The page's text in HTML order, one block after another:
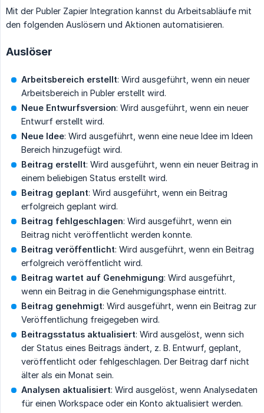
Mit der Publer Zapier Integration kannst du Arbeitsabläufe mit
den folgenden Auslösern und Aktionen automatisieren.
Auslöser
Arbeitsbereich erstellt: Wird ausgeführt, wenn ein neuer
Arbeitsbereich in Publer erstellt wird.
Neue Entwurfsversion: Wird ausgeführt, wenn ein neuer
Entwurf erstellt wird.
Neue Idee: Wird ausgeführt, wenn eine neue Idee im Ideen
Bereich hinzugefügt wird.
Beitrag erstellt: Wird ausgeführt, wenn ein neuer Beitrag in
einem beliebigen Status erstellt wird.
Beitrag geplant: Wird ausgeführt, wenn ein Beitrag
erfolgreich geplant wird.
Beitrag fehlgeschlagen: Wird ausgeführt, wenn ein
Beitrag nicht veröffentlicht werden konnte.
Beitrag veröffentlicht: Wird ausgeführt, wenn ein Beitrag
erfolgreich veröffentlicht wird.
Beitrag wartet auf Genehmigung: Wird ausgeführt,
wenn ein Beitrag in die Genehmigungsphase eintritt.
Beitrag genehmigt: Wird ausgeführt, wenn ein Beitrag zur
Veröffentlichung freigegeben wird.
Beitragsstatus aktualisiert: Wird ausgelöst, wenn sich
der Status eines Beitrags ändert, z. B. Entwurf, geplant,
veröffentlicht oder fehlgeschlagen. Der Beitrag darf nicht
älter als ein Monat sein.
Analysen aktualisiert: Wird ausgelöst, wenn Analysedaten
für einen Workspace oder ein Konto aktualisiert werden.